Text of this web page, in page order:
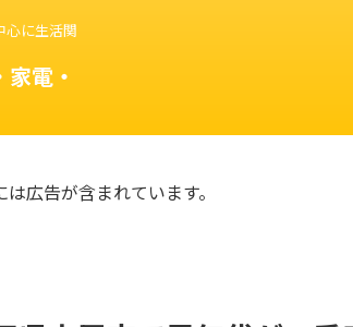
心に生活関
電・
広告が含まれています。